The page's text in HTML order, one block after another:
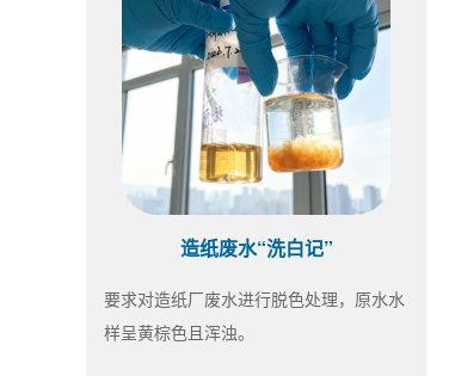
造纸废水“洗白记”
要求对造纸厂废水进行脱色处理，原水水
样呈黄棕色且浑浊。